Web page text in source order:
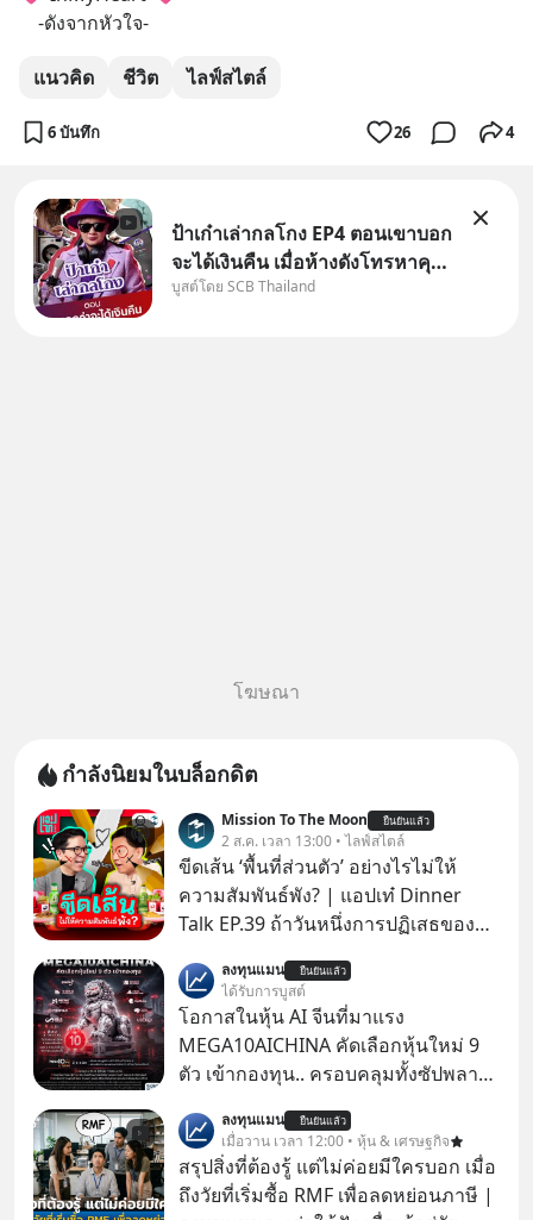
    -ดังจากหัวใจ-
แนวคิด ชีวิต ไลฟ์สไตล์
6 บันทึก 26 4
ป้าเก๋าเล่ากลโกง EP4 ตอนเขาบอก
จะได้เงินคืน เมื่อห้างดังโทรหาคุณ
วิยะดา แจ้งเรื่องเคลมสินค้าแล้ว
บูสต์โดย SCB Thailand
โฆษณา
กำลังนิยมในบล็อกดิต
Mission To The Moon ยืนยันแล้ว
2 ส.ค. เวลา 13:00 • ไลฟ์สไตล์
ขีดเส้น ‘พื้นที่ส่วนตัว’ อย่างไรไม่ให้
ความสัมพันธ์พัง? | แอปเท๋ Dinner
Talk EP.39 ถ้าวันหนึ่งการปฏิเสธของ
ตั้งกำแพงใส่และมองว่าเราเห็นแก่ตัวทั้ง
ที่เราเองก็ไม่เคยปฏิเสธใครอย่างนี้มา
ก่อน แต่พอตั้งใจจะ ‘สร้างขอบเขต’ เพื่อ
ตัวเองดูสักครั้ง กลับทำให้เกิดรอยร้าว
ในความสัมพันธ์เสียอย่างนั้น โดยราย
การแอปเท๋ Dinner Talk ในวันนี้โฮสต์
ทั้ง 2 ท่าน แทป-รวิศ หาญอุตสาหะ และ
เอ๋ นิ้วกลม-สราวุธ เฮ้งสวัสดิ์ จะพาทุก
คนไปสำรวจวิธีสร้างขอบเขตเพื่อรักษา
ลงทุนแมน ยืนยันแล้ว
ได้รับการบูสต์
โอกาสในหุ้น AI จีนที่มาแรง
MEGA10AICHINA คัดเลือกหุ้นใหม่ 9
ตัว เข้ากองทุน.. ครอบคลุมทั้งซัปพลาย
โปรโมชัน ลด 50% ค่าธรรมเนียมซื้อ |
ยอด 2 ล้านบาทขึ้นไป ฟรีค่าธรรมเนียม
ซื้อ
ลงทุนแมน ยืนยันแล้ว
เมื่อวาน เวลา 12:00 • หุ้น & เศรษฐกิจ
สรุปสิ่งที่ต้องรู้ แต่ไม่ค่อยมีใครบอก เมื่อ
ถึงวัยที่เริ่มซื้อ RMF เพื่อลดหย่อนภาษี |